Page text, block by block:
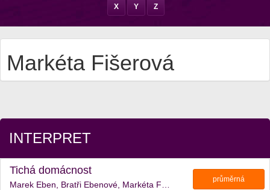
X Y Z
Markéta Fišerová
INTERPRET
Tichá domácnost
průměrná